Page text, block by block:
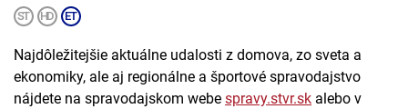
Najdôležitejšie aktuálne udalosti z domova, zo sveta a
ekonomiky, ale aj regionálne a športové spravodajstvo
nájdete na spravodajskom webe spravy.stvr.sk alebo v